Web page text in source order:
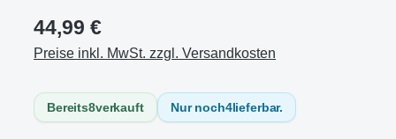
44,99 €
Preise inkl. MwSt. zzgl. Versandkosten
Bereits8verkauft Nur noch4lieferbar.